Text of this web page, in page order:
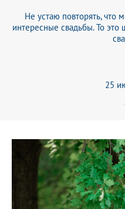
Не устаю повторять, что
интересные свадьбы. То
25